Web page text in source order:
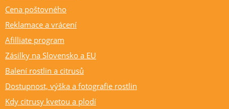
Cena poštovného
Reklamace a vrácení
Afilliate program
Zásilky na Slovensko a EU
Balení rostlin a citrusů
Dostupnost, výška a fotografie rostlin
Kdy citrusy kvetou a plodí